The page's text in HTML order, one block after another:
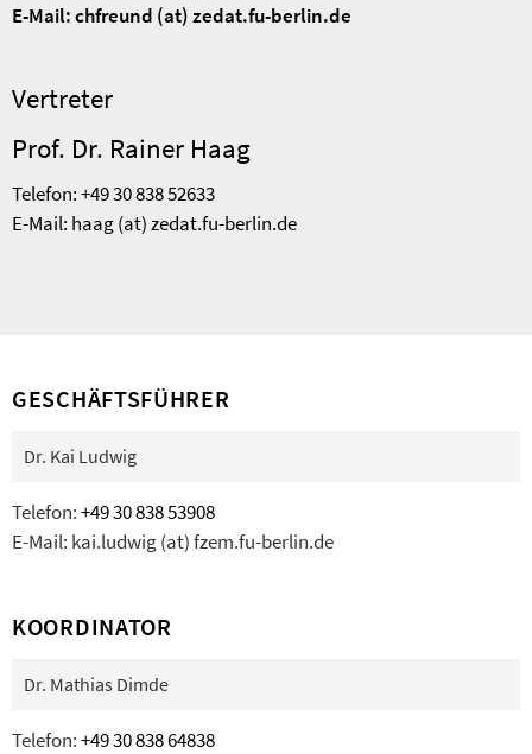
E-Mail: chfreund (at) zedat.fu-berlin.de
Vertreter
Prof. Dr. Rainer Haag
Telefon:+49 30 83852633
E-Mail: haag (at) zedat.fu-berlin.de
GESCHÄFTSFÜHRER
Dr. Kai Ludwig
Telefon:+49 30 838 53908
E-Mail: kai.ludwig (at) fzem.fu-berlin.de
KOORDINATOR
Dr. Mathias Dimde
Telefon:+49 30 838 64838